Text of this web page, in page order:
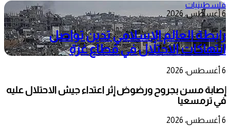
فلسطينيات
6 أغسطس، 2026
رابطة العالم الإسلامي تدين تواصل
انتهاكات الاحتلال في قطاع غزة
6 أغسطس، 2026
إصابة مسن بجروح ورضوض إثر اعتداء جيش الاحتلال عليه
في ترمسعيا
6 أغسطس، 2026